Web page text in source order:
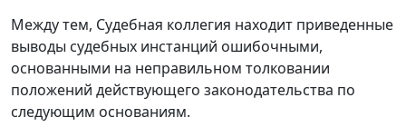
Между тем, Судебная коллегия находит приведенные
выводы судебных инстанций ошибочными,
основанными на неправильном толковании
положений действующего законодательства по
следующим основаниям.